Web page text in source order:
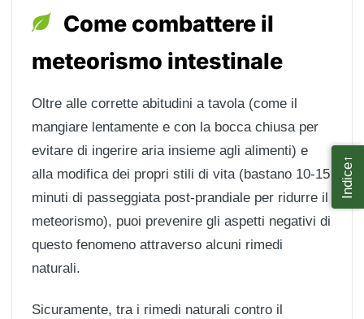
Come combattere il
meteorismo intestinale
Oltre alle corrette abitudini a tavola (come il
mangiare lentamente e con la bocca chiusa per
evitare di ingerire aria insieme agli alimenti) e
alla modifica dei propri stili di vita (bastano 10-15
minuti di passeggiata post-prandiale per ridurre il
meteorismo), puoi prevenire gli aspetti negativi di
questo fenomeno attraverso alcuni rimedi
naturali.
Sicuramente, tra i rimedi naturali contro il
←
Indice